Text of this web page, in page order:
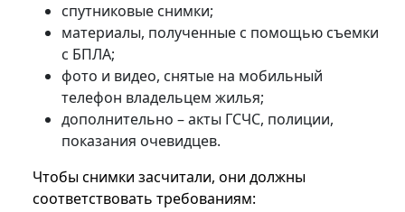
спутниковые снимки;
материалы, полученные с помощью съемки
с БПЛА;
фото и видео, снятые на мобильный
телефон владельцем жилья;
дополнительно – акты ГСЧС, полиции,
показания очевидцев.
Чтобы снимки засчитали, они должны
соответствовать требованиям: